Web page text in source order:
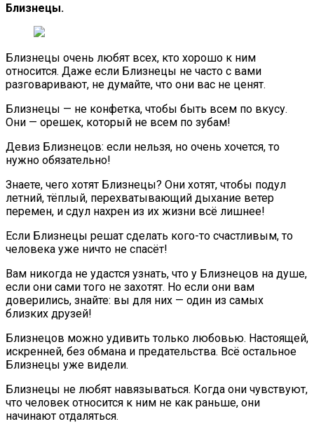
Близнецы.
Близнецы очень любят всех, кто хорошо к ним
относится. Даже если Близнецы не часто с вами
разговаривают, не думайте, что они вас не ценят.
Близнецы — не конфетка, чтобы быть всем по вкусу.
Они — орешек, который не всем по зубам!
Девиз Близнецов: если нельзя, но очень хочется, то
нужно обязательно!
Знаете, чего хотят Близнецы? Они хотят, чтобы подул
летний, тёплый, перехватывающий дыхание ветер
перемен, и сдул нахрен из их жизни всё лишнее!
Если Близнецы решат сделать кого-то счастливым, то
человека уже ничто не спасёт!
Вам никогда не удастся узнать, что у Близнецов на душе,
если они сами того не захотят. Но если они вам
доверились, знайте: вы для них — один из самых
близких друзей!
Близнецов можно удивить только любовью. Настоящей,
искренней, без обмана и предательства. Всё остальное
Близнецы уже видели.
Близнецы не любят навязываться. Когда они чувствуют,
что человек относится к ним не как раньше, они
начинают отдаляться.